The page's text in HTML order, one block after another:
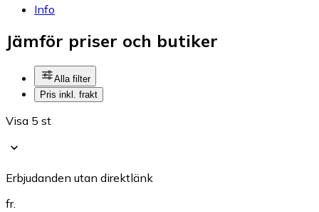
Info
Jämför priser och butiker
Alla filter
Pris inkl. frakt
Visa 5 st
Erbjudanden utan direktlänk
fr.